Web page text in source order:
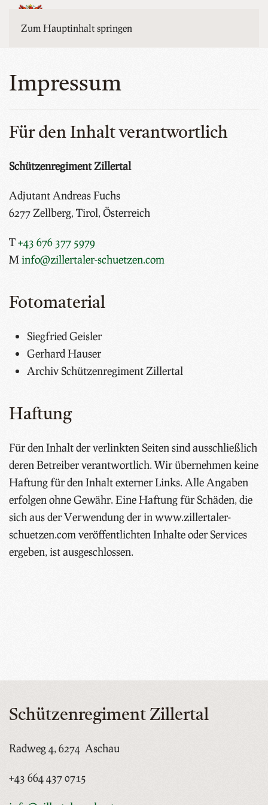
Zum Hauptinhalt springen
Impressum
Für den Inhalt verantwortlich
Schützenregiment Zillertal
Adjutant Andreas Fuchs
6277 Zellberg, Tirol, Österreich
T+43 676 377 5979
Minfo@zillertaler-schuetzen.com
Fotomaterial
Siegfried Geisler
Gerhard Hauser
Archiv Schützenregiment Zillertal
Haftung
Für den Inhalt der verlinkten Seiten sind ausschließlich
deren Betreiber verantwortlich. Wir übernehmen keine
Haftung für den Inhalt externer Links. Alle Angaben
erfolgen ohne Gewähr. Eine Haftung für Schäden, die
sich aus der Verwendung der in www.zillertaler-
schuetzen.com veröffentlichten Inhalte oder Services
ergeben, ist ausgeschlossen.
Schützenregiment Zillertal
Radweg 4, 6274 Aschau
+43 664 437 0715